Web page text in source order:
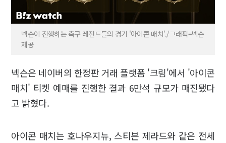
넥슨이 진행하는 축구 레전드들의 경기 '아이콘 매치'./그래픽=넥슨
제공
넥슨은 네이버의 한정판 거래 플랫폼 '크림'에서 '아이콘
매치' 티켓 예매를 진행한 결과 6만석 규모가 매진됐다
고 밝혔다.
아이콘 매치는 호나우지뉴, 스티븐 제라드와 같은 전세